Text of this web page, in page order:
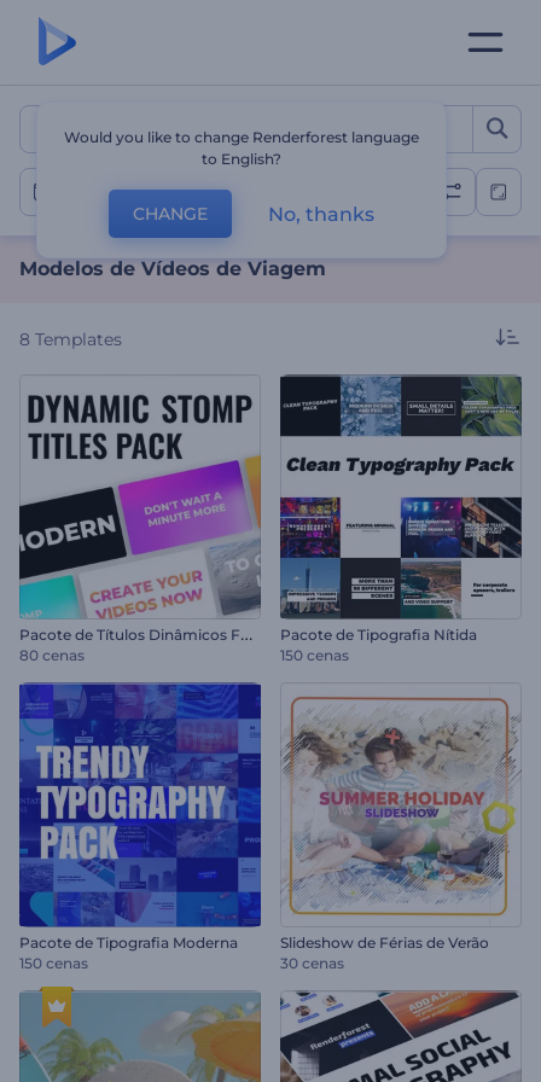
Modelos de Vídeos de
Vídeos de Viagem
Modelos de Vídeos de Viagem
8 Templates
P
acote de Títulos Dinâmicos Fortes
80 cenas
Pacote de Tipografia Nítida
150 cenas
Pacote de Tipografia Moderna
150 cenas
Slideshow de Férias de Verão
30 cenas
Would you like to change Renderforest language
to English?
CHANGE No, thanks